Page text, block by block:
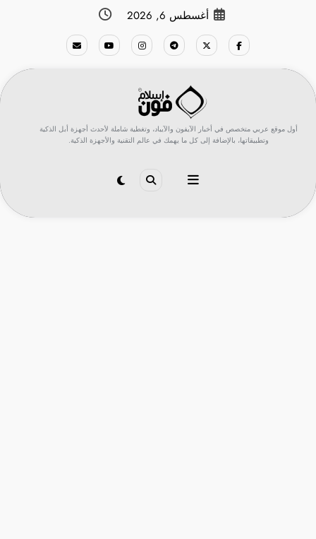
أغسطس 6, 2026
أول موقع عربي متخصص في أخبار الآيفون والآيباد، وتغطية شاملة لأحدث أجهزة أبل الذكية
وتطبيقاتها، بالإضافة إلى كل ما يهمك في عالم التقنية والأجهزة الذكية.